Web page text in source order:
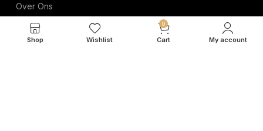
Over Ons
Contact
Cookiebeleid
Shop Wishlist
0
Cart My account